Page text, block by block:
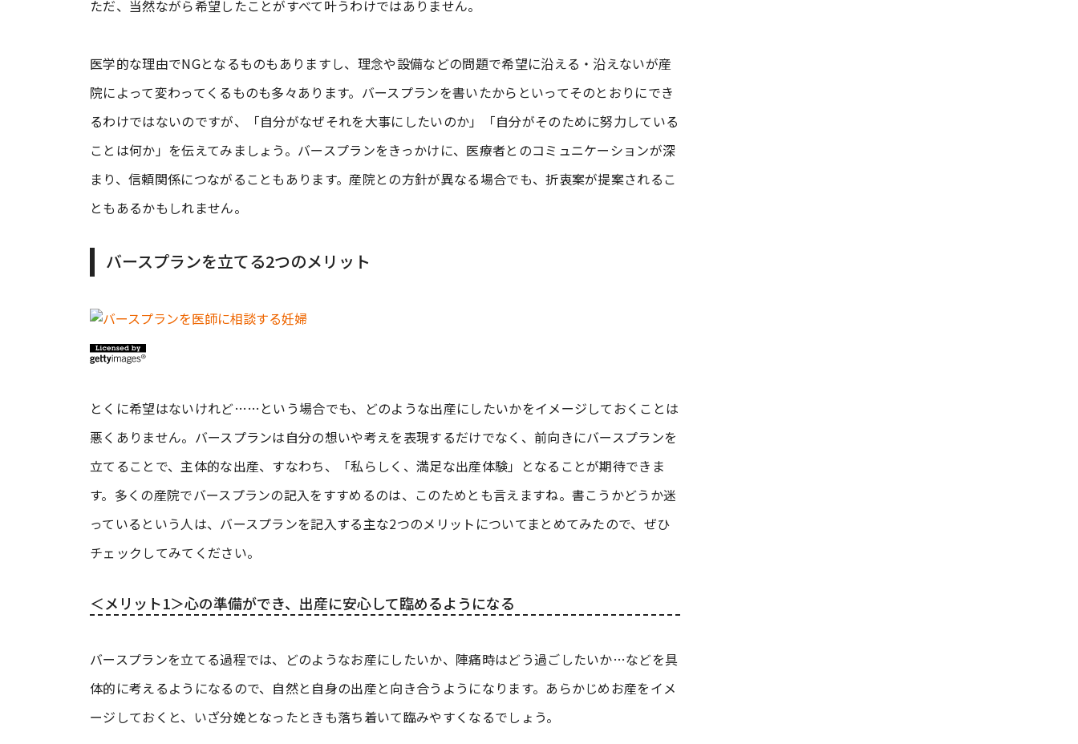
ただ、当然ながら希望したことがすべて叶うわけではありません。
医学的な理由でNGとなるものもありますし、理念や設備などの問題で希望に沿える・沿えないが産
院によって変わってくるものも多々あります。バースプランを書いたからといってそのとおりにでき
るわけではないのですが、「自分がなぜそれを大事にしたいのか」「自分がそのために努力している
ことは何か」を伝えてみましょう。バースプランをきっかけに、医療者とのコミュニケーションが深
まり、信頼関係につながることもあります。産院との方針が異なる場合でも、折衷案が提案されるこ
ともあるかもしれません。
バースプランを立てる2つのメリット
とくに希望はないけれど……という場合でも、どのような出産にしたいかをイメージしておくことは
悪くありません。バースプランは自分の想いや考えを表現するだけでなく、前向きにバースプランを
立てることで、主体的な出産、すなわち、「私らしく、満足な出産体験」となることが期待できま
す。多くの産院でバースプランの記入をすすめるのは、このためとも言えますね。書こうかどうか迷
っているという人は、バースプランを記入する主な2つのメリットについてまとめてみたので、ぜひ
チェックしてみてください。
＜メリット1＞心の準備ができ、出産に安心して臨めるようになる
バースプランを立てる過程では、どのようなお産にしたいか、陣痛時はどう過ごしたいか…などを具
体的に考えるようになるので、自然と自身の出産と向き合うようになります。あらかじめお産をイメ
ージしておくと、いざ分娩となったときも落ち着いて臨みやすくなるでしょう。